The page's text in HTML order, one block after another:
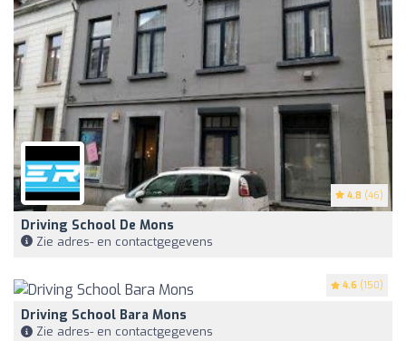
4.8 (46)
Driving School De Mons
Zie adres- en contactgegevens
4.6 (150)
Driving School Bara Mons
Zie adres- en contactgegevens